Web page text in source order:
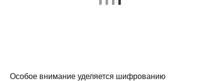
Особое внимание уделяется шифрованию